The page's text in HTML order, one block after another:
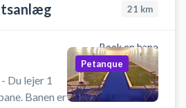
21 km
Book en bane
Du lejer 1
er
Petanque